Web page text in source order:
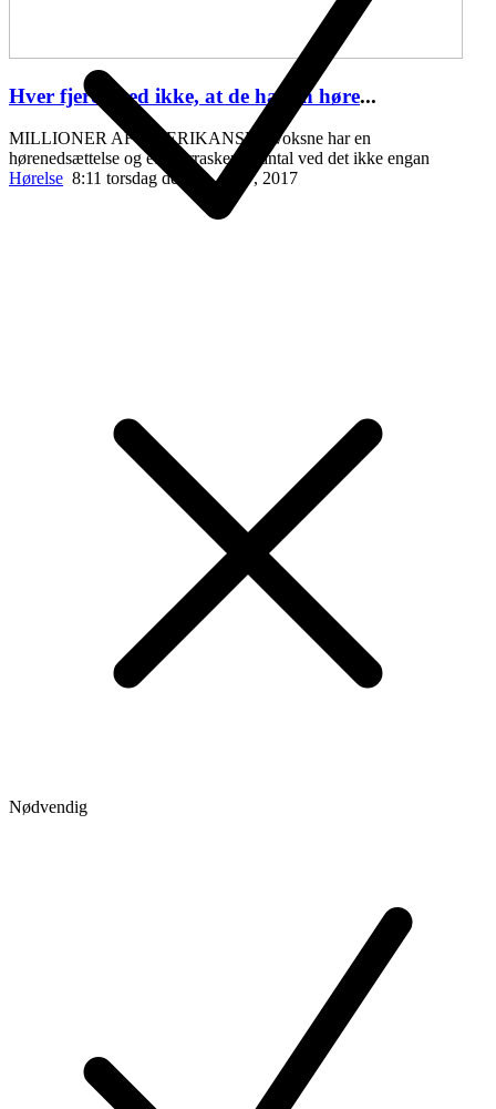
Hver fjerde ved ikke, at de har en høre...
MILLIONER AF AMERIKANSKE voksne har en
hørenedsættelse og et overraskende antal ved det ikke engan
Hørelse 8:11 torsdag den 20. april , 2017
Nødvendig